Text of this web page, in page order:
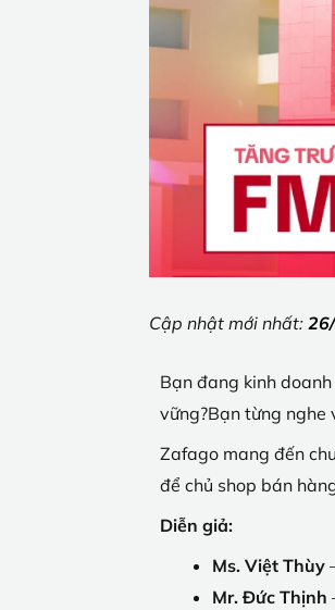
Cập nhật mới nhất:
Bạn đang kinh
vững?Bạn từng nghe
Zafago mang đến
để chủ shop bán
Diễn giả:
Ms. Việt Thùy
Mr. Đức Thịnh